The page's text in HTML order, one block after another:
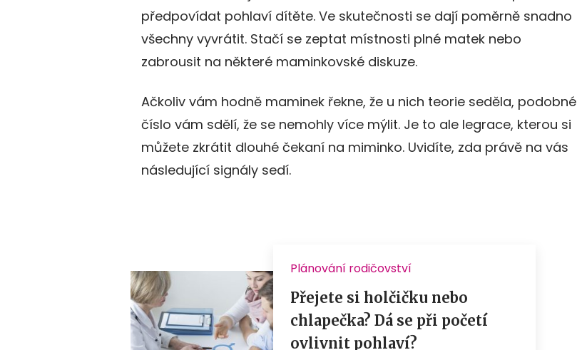
předpovídat pohlaví dítěte. Ve skutečnosti se dají poměrně snadno
všechny vyvrátit. Stačí se zeptat místnosti plné matek nebo
zabrousit na některé maminkovské diskuze.
Ačkoliv vám hodně maminek řekne, že u nich teorie seděla, podobné
číslo vám sdělí, že se nemohly více mýlit. Je to ale legrace, kterou si
můžete zkrátit dlouhé čekaní na miminko. Uvidíte, zda právě na vás
následující signály sedí.